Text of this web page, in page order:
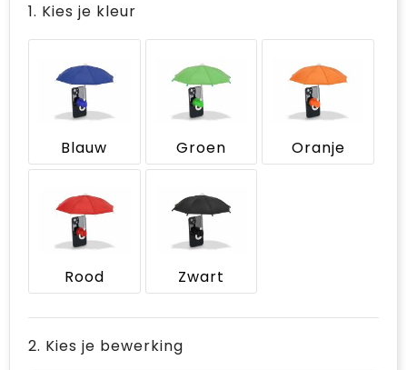
1. Kies je kleur
Blauw Groen Oranje
Rood Zwart
2. Kies je bewerking